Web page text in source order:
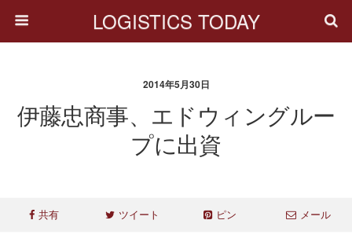
LOGISTICS TODAY
2014年5月30日
伊藤忠商事、エドウィングルー
プに出資
共有 ツイート ピン メール